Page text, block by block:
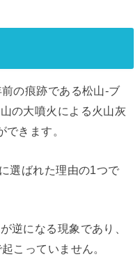
の痕跡である松山-ブ
の大噴火による火山灰
きます。
選ばれた理由の1つで
逆になる現象であり、
こっていません。